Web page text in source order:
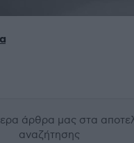
άρθρα μας στα
αναζήτησης